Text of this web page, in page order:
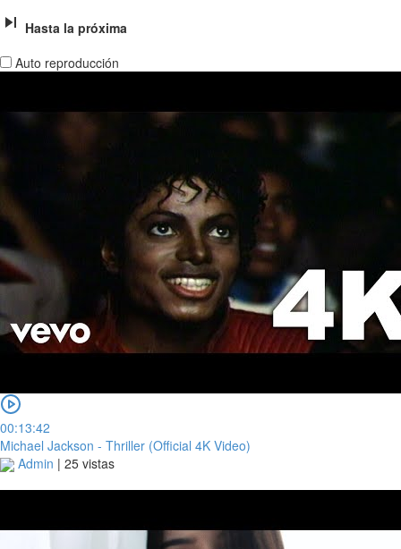
Hasta la próxima
Auto reproducción
00:13:42
Michael Jackson - Thriller (Official 4K Video)
Admin | 25 vistas